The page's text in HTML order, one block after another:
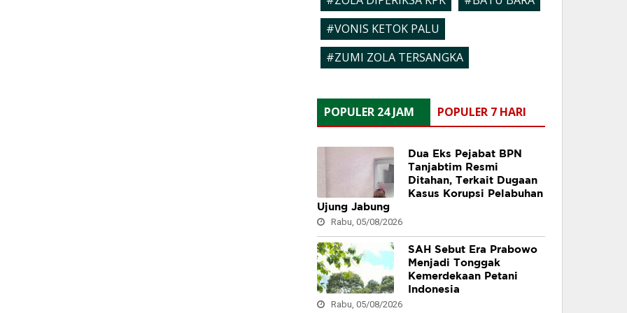
#VONIS KETOK PALU
#ZUMI ZOLA TERSANGKA
POPULER 24 JAM POPULER 7 HARI
Dua Eks Pejabat BPN
Tanjabtim Resmi
Ditahan, Terkait Dugaan
Kasus Korupsi Pelabuhan
Ujung Jabung
Rabu, 05/08/2026
SAH Sebut Era Prabowo
Menjadi Tonggak
Kemerdekaan Petani
Indonesia
Rabu, 05/08/2026